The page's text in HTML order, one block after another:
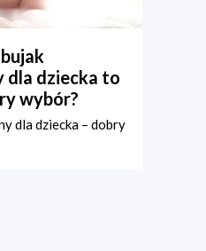
dla dziecka to
wybór?
dla dziecka – dobry